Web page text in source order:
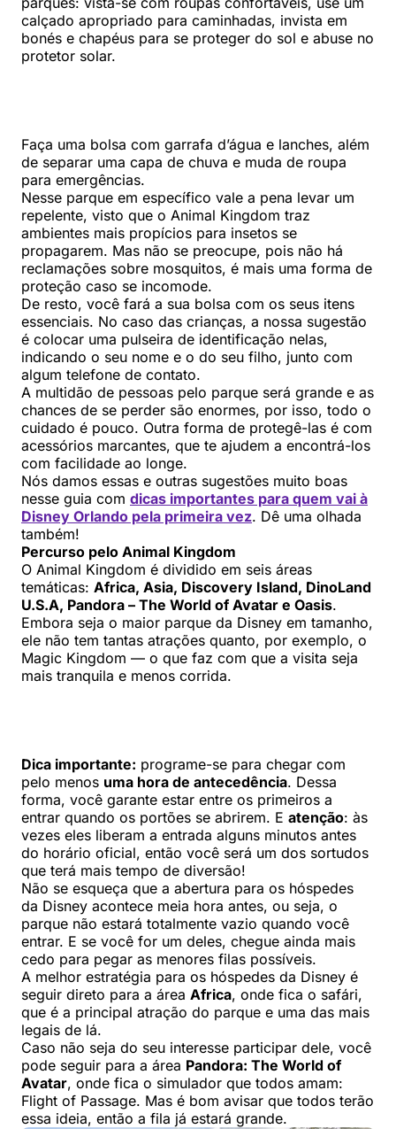
calçado apropriado para caminhadas, invista em
bonés e chapéus para se proteger do sol e abuse no
protetor solar.
Faça uma bolsa com garrafa d’água e lanches, além
de separar uma capa de chuva e muda de roupa
para emergências.
Nesse parque em específico vale a pena levar um
repelente, visto que o Animal Kingdom traz
ambientes mais propícios para insetos se
propagarem. Mas não se preocupe, pois não há
reclamações sobre mosquitos, é mais uma forma de
proteção caso se incomode.
De resto, você fará a sua bolsa com os seus itens
essenciais. No caso das crianças, a nossa sugestão
é colocar uma pulseira de identificação nelas,
indicando o seu nome e o do seu filho, junto com
algum telefone de contato.
A multidão de pessoas pelo parque será grande e as
chances de se perder são enormes, por isso, todo o
cuidado é pouco. Outra forma de protegê-las é com
acessórios marcantes, que te ajudem a encontrá-los
com facilidade ao longe.
Nós damos essas e outras sugestões muito boas
nesse guia com dicas importantes para quem vai à
Disney Orlando pela primeira vez. Dê uma olhada
também!
Percurso pelo Animal Kingdom
O Animal Kingdom é dividido em seis áreas
temáticas: Africa, Asia, Discovery Island, DinoLand
U.S.A, Pandora – The World of Avatar e Oasis.
Embora seja o maior parque da Disney em tamanho,
ele não tem tantas atrações quanto, por exemplo, o
Magic Kingdom — o que faz com que a visita seja
mais tranquila e menos corrida.
Dica importante: programe-se para chegar com
pelo menos uma hora de antecedência. Dessa
forma, você garante estar entre os primeiros a
entrar quando os portões se abrirem. E atenção: às
vezes eles liberam a entrada alguns minutos antes
do horário oficial, então você será um dos sortudos
que terá mais tempo de diversão!
Não se esqueça que a abertura para os hóspedes
da Disney acontece meia hora antes, ou seja, o
parque não estará totalmente vazio quando você
entrar. E se você for um deles, chegue ainda mais
cedo para pegar as menores filas possíveis.
A melhor estratégia para os hóspedes da Disney é
seguir direto para a área Africa, onde fica o safári,
que é a principal atração do parque e uma das mais
legais de lá.
Caso não seja do seu interesse participar dele, você
pode seguir para a área Pandora: The World of
Avatar, onde fica o simulador que todos amam:
Flight of Passage. Mas é bom avisar que todos terão
essa ideia, então a fila já estará grande.